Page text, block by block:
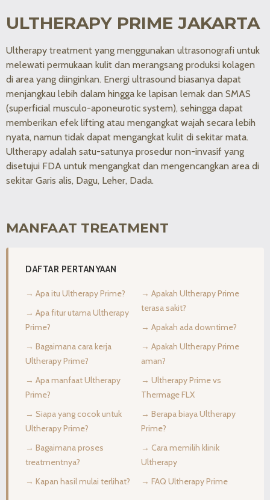
ULTHERAPY PRIME JAKARTA
Ultherapy treatment yang menggunakan ultrasonografi untuk
melewati permukaan kulit dan merangsang produksi kolagen
di area yang diinginkan. Energi ultrasound biasanya dapat
menjangkau lebih dalam hingga ke lapisan lemak dan SMAS
(superficial musculo-aponeurotic system), sehingga dapat
memberikan efek lifting atau mengangkat wajah secara lebih
nyata, namun tidak dapat mengangkat kulit di sekitar mata.
Ultherapy adalah satu-satunya prosedur non-invasif yang
disetujui FDA untuk mengangkat dan mengencangkan area di
sekitar Garis alis, Dagu, Leher, Dada.
MANFAAT TREATMENT
DAFTAR PERTANYAAN
→ Apa itu Ultherapy Prime?
→ Apa fitur utama Ultherapy
Prime?
→ Bagaimana cara kerja
Ultherapy Prime?
→ Apa manfaat Ultherapy
Prime?
→ Siapa yang cocok untuk
Ultherapy Prime?
→ Bagaimana proses
treatmentnya?
→ Kapan hasil mulai terlihat?
→ Apakah Ultherapy Prime
terasa sakit?
→ Apakah ada downtime?
→ Apakah Ultherapy Prime
aman?
→ Ultherapy Prime vs
Thermage FLX
→ Berapa biaya Ultherapy
Prime?
→ Cara memilih klinik
Ultherapy
→ FAQ Ultherapy Prime